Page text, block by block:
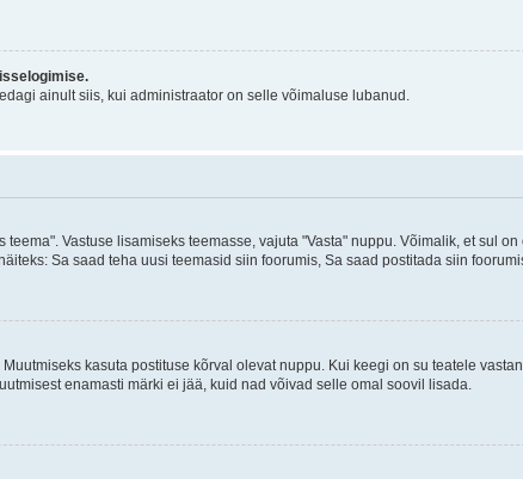
ainult siis, kui administraator on selle võimaluse lubanud.
Vastuse lisamiseks teemasse, vajuta "Vasta" nuppu. Võimalik, et sul
Sa saad teha uusi teemasid siin foorumis, Sa saad postitada siin
kasuta postituse kõrval olevat nuppu. Kui keegi on su teatele
enamasti märki ei jää, kuid nad võivad selle omal soovil lisada.